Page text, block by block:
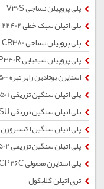
پلی پروپیلن نساجی V30S
پلی اتیلن سبک خطی 22402
پلی پروپیلن نساجی CR380
پلی پروپیلن شیمیایی RP340R
استایرن بوتادین رابر تیره 1500
پلی اتیلن سنگین تزریقی 52501
پلی اتیلن سنگین تزریقی 52502SU
پلی اتیلن سنگین اکستروژن 5000S
پلی اتیلن سنگین تزریقی 52502
پلی استایرن معمولی GP26C
تری اتیلن گلایکول